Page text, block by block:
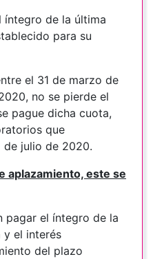
íntegro de la última
para su
el 31 de marzo de
no se pierde el
pague dicha cuota,
que
de julio de 2020.
aplazamiento, este se
pagar el íntegro de la
y el interés
del plazo